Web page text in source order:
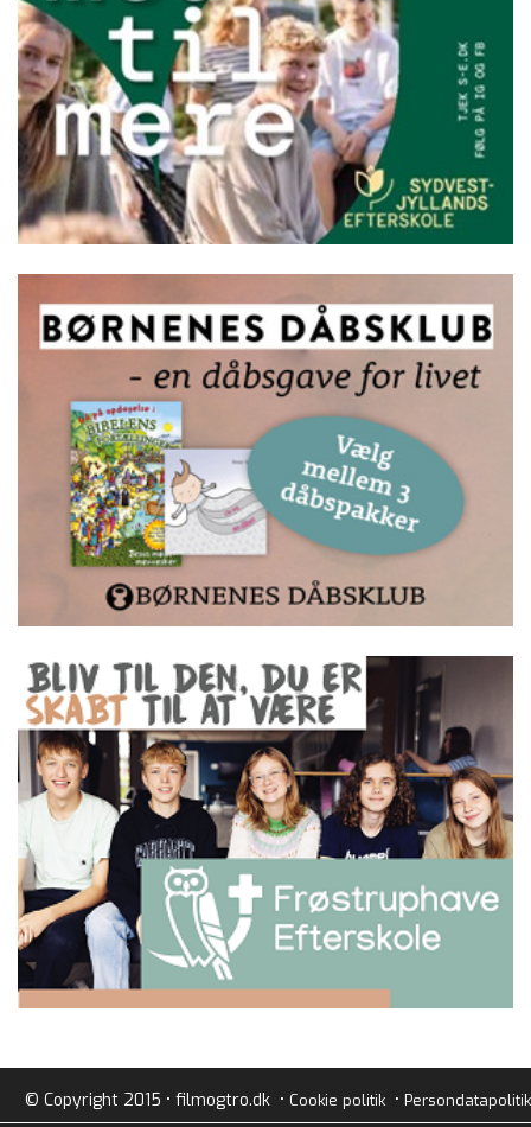
© Copyright 2015 • filmogtro.dk • Cookie politik• Persondatapolitik